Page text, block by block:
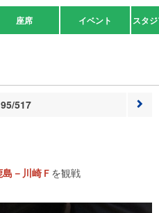
座席 イベント スタ
517
－川崎Ｆを観戦